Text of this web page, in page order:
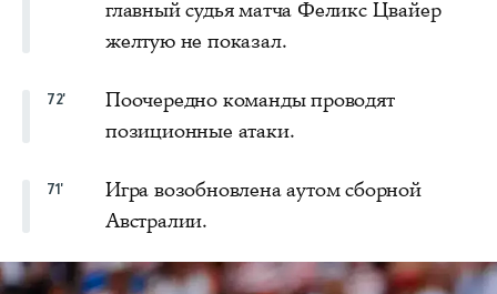
главный судья матча Феликс Цвайер
желтую не показал.
72'
Поочередно команды проводят
позиционные атаки.
71'
Игра возобновлена аутом сборной
Австралии.